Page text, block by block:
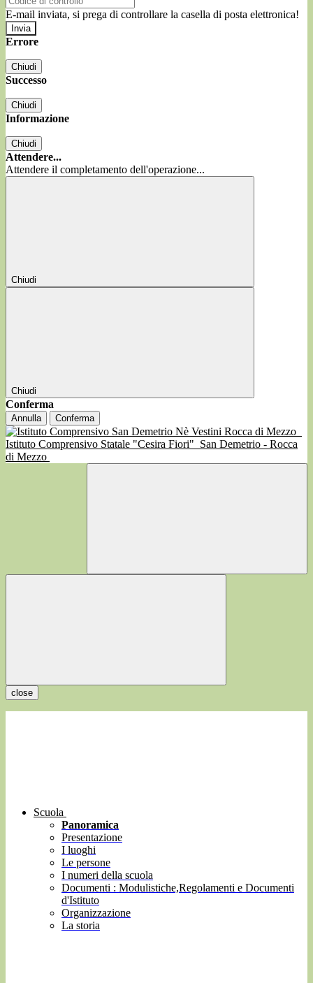
E-mail inviata, si prega di controllare la casella di posta elettronica!
Errore
Chiudi
Successo
Chiudi
Informazione
Chiudi
Attendere...
Attendere il completamento dell'operazione...
Chiudi
Chiudi
Conferma
Annulla Conferma
Istituto Comprensivo Statale "Cesira Fiori" San Demetrio - Rocca
di Mezzo
close
Scuola
Panoramica
Presentazione
I luoghi
Le persone
I numeri della scuola
Documenti : Modulistiche,Regolamenti e Documenti
d'Istituto
Organizzazione
La storia